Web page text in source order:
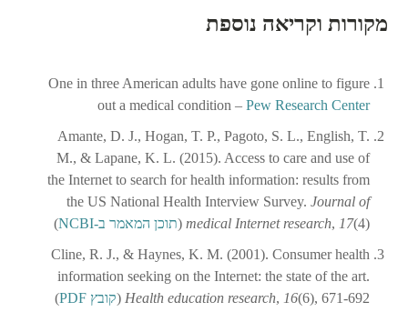
מקורות וקריאה נוספת
One in three American adults have gone online to figure
out a medical condition – Pew Research Center
Amante, D. J., Hogan, T. P., Pagoto, S. L., English, T.
M., & Lapane, K. L. (2015). Access to care and use of
the Internet to search for health information: results from
the US National Health Interview Survey. Journal of
medical Internet research, 17(4) ( תוכן המאמר ב-NCBI
)
Cline, R. J., & Haynes, K. M. (2001). Consumer health
information seeking on the Internet: the state of the art.
Health education research, 16(6), 671-692 ( קובץ PDF )